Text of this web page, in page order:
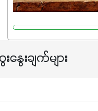
လုပ်ငန်းစဉ်များကိုလည်း
အရသာ ပိုမိုကောင်းမွန်
ဖြစ်ပါတယ်။ ဟူးမစ်အက်စ
နွေးချက်များ